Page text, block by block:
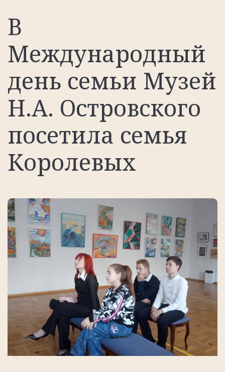
В
Международный
день семьи Музей
Н.А. Островского
посетила семья
Королевых